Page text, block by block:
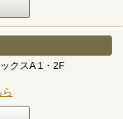
クスA 1・2F